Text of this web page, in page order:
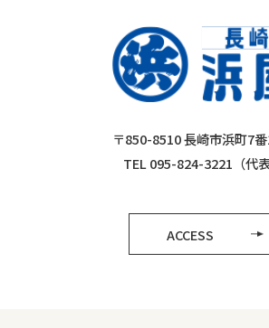
〒850-8510 長崎市浜町7
TEL 095-824-3221（代表
ACCESS